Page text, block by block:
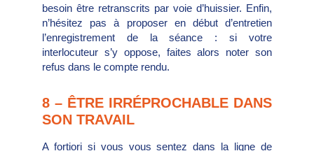
besoin être retranscrits par voie d’huissier. Enfin,
n’hésitez pas à proposer en début d’entretien
l’enregistrement de la séance : si votre
interlocuteur s’y oppose, faites alors noter son
refus dans le compte rendu.
8 – ÊTRE IRRÉPROCHABLE DANS
SON TRAVAIL
A fortiori si vous vous sentez dans la ligne de